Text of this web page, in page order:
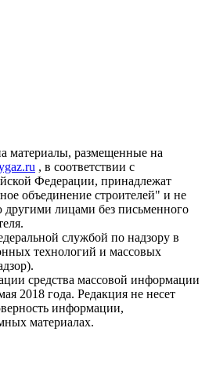
материалы, размещенные на
, в соответствии с
Федерации, принадлежат
объединение строителей" и не
другими лицами без письменного
службой по надзору в
технологий и массовых
средства массовой информации
2018 года. Редакция не несет
информации,
материалах.